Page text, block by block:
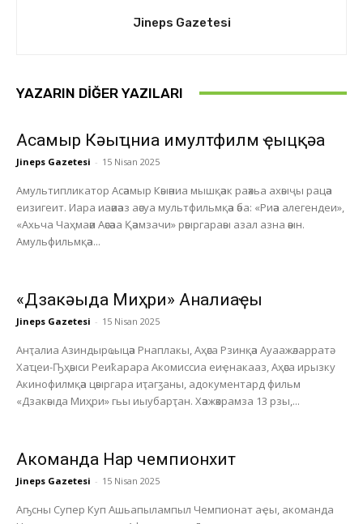
Jineps Gazetesi
YAZARIN DIĞER YAZILARI
Асҭамыр Кәыҵниа имултфилм ҿыцқәа
Jineps Gazetesi - 15 Nisan 2025
Амультипликатор Асәамыр Кәыәниа мышқәак раәхьа ахәыҷы рацәа
еизигеит. Иара иаәиәаз аәсуа мультфильмқәа әба: «Риәа алегендеи»,
«Ахьча Чаҳмаәи Аәсәаа Қәамзачи» рәыргараәы азал азна әәын.
Амульфильмқәа...
«Дзакәыда Миҳри» Анҭалиаҿы
Jineps Gazetesi - 15 Nisan 2025
Анҭалиа Азиндырҩыцәа Рнаплакы, Аҳәса Рзинқәа Ауаажәларратә
Хаҵеи-Ҧҳәыси Реиҟарара Акомиссиа еиҿнакааз, Аҳәса ирызку
Акинофилмқәа цәыргара иҭагӡаны, адокументард фильм
«Дзакәыда Миҳри» гьы иыубарҭан. Хәажәкрамза 13 рзы,...
Акоманда Нарҭ чемпионхит
Jineps Gazetesi - 15 Nisan 2025
Аҧсны Супер Куп Ашьапылампыл Чемпионат аҿы, акоманда